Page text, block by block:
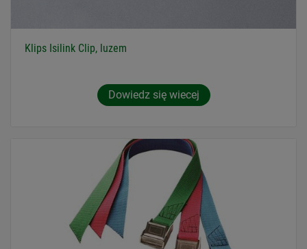
Klips Isilink Clip, luzem
Dowiedz się wiecej